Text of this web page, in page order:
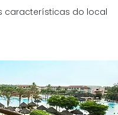
características do local